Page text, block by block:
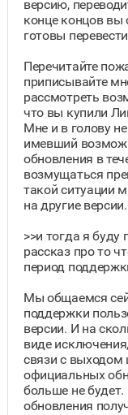
версию,
конце концов вы
готовы
Перечитайте
приписывайте
рассмотреть
что вы купили
Мне и в голову
имевший
обновления в
возмущаться
такой ситуации
на другие
>>и тогда я буду
рассказ про то
период
Мы общаемся
поддержки
версии. И на
виде
связи с выходом
официальных
больше не
обновления